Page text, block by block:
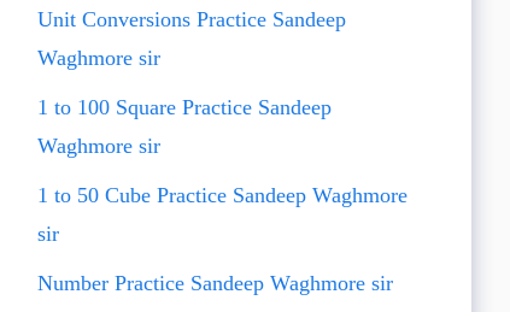
Unit Conversions Practice Sandeep
Waghmore sir
1 to 100 Square Practice Sandeep
Waghmore sir
1 to 50 Cube Practice Sandeep Waghmore
sir
Number Practice Sandeep Waghmore sir